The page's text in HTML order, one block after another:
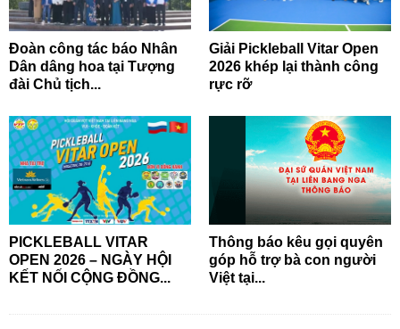
Đoàn công tác báo Nhân
Dân dâng hoa tại Tượng
đài Chủ tịch...
Giải Pickleball Vitar Open
2026 khép lại thành công
rực rỡ
PICKLEBALL VITAR
OPEN 2026 – NGÀY HỘI
KẾT NỐI CỘNG ĐỒNG...
Thông báo kêu gọi quyên
góp hỗ trợ bà con người
Việt tại...